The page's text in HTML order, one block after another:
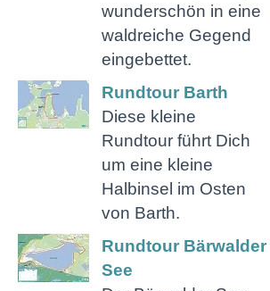
wunderschön in eine
waldreiche Gegend
eingebettet.
Rundtour Barth
Diese kleine
Rundtour führt Dich
um eine kleine
Halbinsel im Osten
von Barth.
Rundtour Bärwalder
See